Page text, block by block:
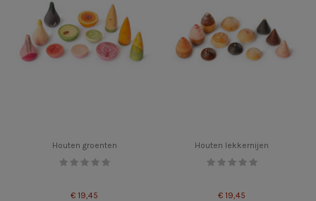
Houten groenten
€ 19,45
Houten lekkernijen
€ 19,45